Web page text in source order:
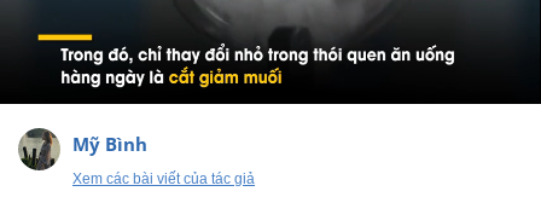
Mỹ Bình
Xem các bài viết của tác giả